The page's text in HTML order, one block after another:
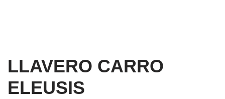
LLAVERO CARRO
ELEUSIS